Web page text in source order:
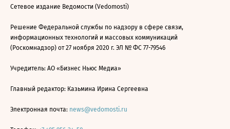
Сетевое издание Ведомости (Vedomosti)
Решение Федеральной службы по надзору в сфере связи,
информационных технологий и массовых коммуникаций
(Роскомнадзор) от 27 ноября 2020 г. ЭЛ № ФС 77-79546
Учредитель: АО «Бизнес Ньюс Медиа»
Главный редактор: Казьмина Ирина Сергеевна
Электронная почта: news@vedomosti.ru